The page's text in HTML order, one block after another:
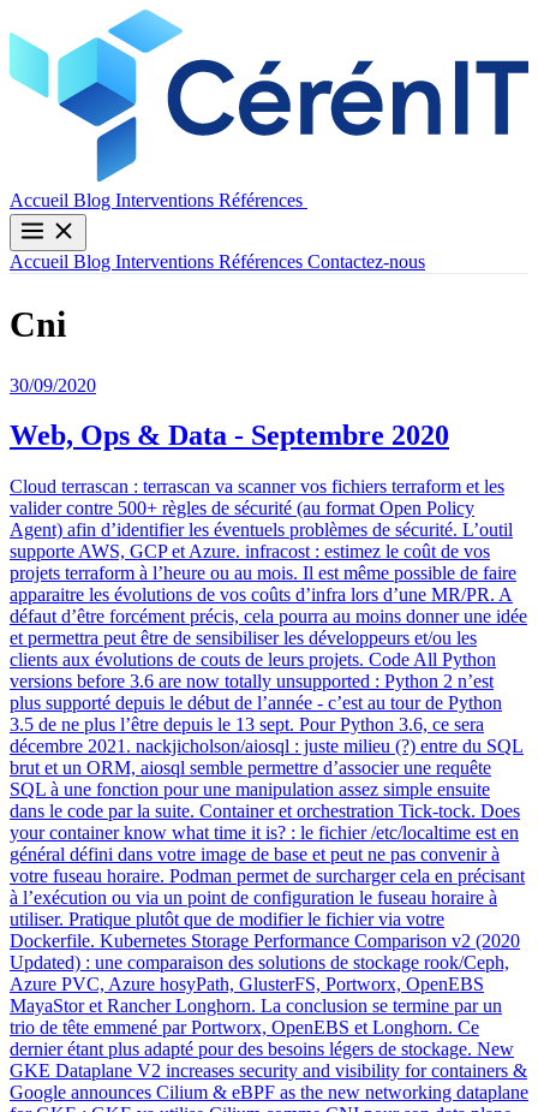
Accueil Blog Interventions Références
Accueil Blog Interventions Références Contactez-nous
Cni
30/09/2020
Web, Ops & Data - Septembre 2020
Cloud terrascan : terrascan va scanner vos fichiers terraform et les
valider contre 500+ règles de sécurité (au format Open Policy
Agent) afin d’identifier les éventuels problèmes de sécurité. L’outil
supporte AWS, GCP et Azure. infracost : estimez le coût de vos
projets terraform à l’heure ou au mois. Il est même possible de faire
apparaitre les évolutions de vos coûts d’infra lors d’une MR/PR. A
défaut d’être forcément précis, cela pourra au moins donner une idée
et permettra peut être de sensibiliser les développeurs et/ou les
clients aux évolutions de couts de leurs projets. Code All Python
versions before 3.6 are now totally unsupported : Python 2 n’est
plus supporté depuis le début de l’année - c’est au tour de Python
3.5 de ne plus l’être depuis le 13 sept. Pour Python 3.6, ce sera
décembre 2021. nackjicholson/aiosql : juste milieu (?) entre du SQL
brut et un ORM, aiosql semble permettre d’associer une requête
SQL à une fonction pour une manipulation assez simple ensuite
dans le code par la suite. Container et orchestration Tick-tock. Does
your container know what time it is? : le fichier /etc/localtime est en
général défini dans votre image de base et peut ne pas convenir à
votre fuseau horaire. Podman permet de surcharger cela en précisant
à l’exécution ou via un point de configuration le fuseau horaire à
utiliser. Pratique plutôt que de modifier le fichier via votre
Dockerfile. Kubernetes Storage Performance Comparison v2 (2020
Updated) : une comparaison des solutions de stockage rook/Ceph,
Azure PVC, Azure hosyPath, GlusterFS, Portworx, OpenEBS
MayaStor et Rancher Longhorn. La conclusion se termine par un
trio de tête emmené par Portworx, OpenEBS et Longhorn. Ce
dernier étant plus adapté pour des besoins légers de stockage. New
GKE Dataplane V2 increases security and visibility for containers &
Google announces Cilium & eBPF as the new networking dataplane